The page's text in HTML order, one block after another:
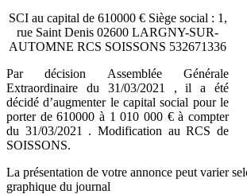
SCI au capital de 610000 € Siège social : 1,
rue Saint Denis 02600 LARGNY-SUR-
AUTOMNE RCS SOISSONS 532671336
Par décision Assemblée Générale
Extraordinaire du 31/03/2021 , il a été
décidé d’augmenter le capital social pour le
porter de 610000 à 1 010 000 € à compter
du 31/03/2021 . Modification au RCS de
SOISSONS.
La présentation de votre annonce peut varier
graphique du journal